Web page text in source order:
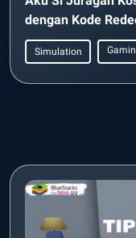
dengan Kode
Simulation